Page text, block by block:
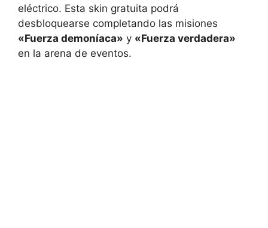
eléctrico. Esta skin gratuita podrá
desbloquearse completando las misiones
«Fuerza demoníaca» y «Fuerza verdadera»
en la arena de eventos.